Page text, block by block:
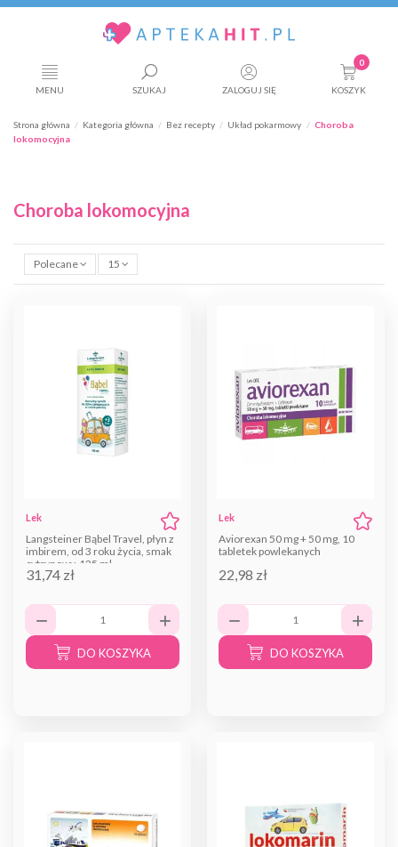
MENU SZUKAJ ZALOGUJ SIĘ
0
KOSZYK
Strona główna Kategoria główna Bez recepty Układ pokarmowy
Choroba
lokomocyjna
Choroba lokomocyjna
Polecane 15
Lek
Langsteiner Bąbel Travel, płyn z
imbirem, od 3 roku życia, smak
cytrynowy, 125 ml
31,74 zł
DO KOSZYKA
Lek
Aviorexan 50 mg + 50 mg, 10
tabletek powlekanych
22,98 zł
DO KOSZYKA